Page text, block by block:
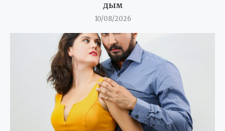
дым
10/08/2026